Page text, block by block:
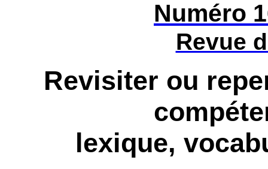
Numéro
Revue
Revisiter ou
lexique,